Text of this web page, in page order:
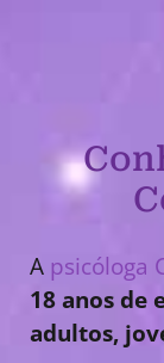
A psicóloga
18 anos de
adultos,